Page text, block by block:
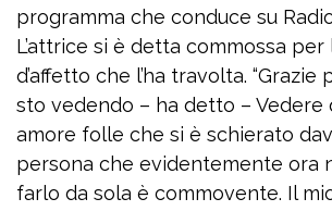
programma che conduce su
L’attrice si è detta commossa per
d’affetto che l’ha travolta.
sto vedendo – ha detto – Vedere
amore folle che si è schierato
persona che evidentemente ora
farlo da sola è commovente. Il